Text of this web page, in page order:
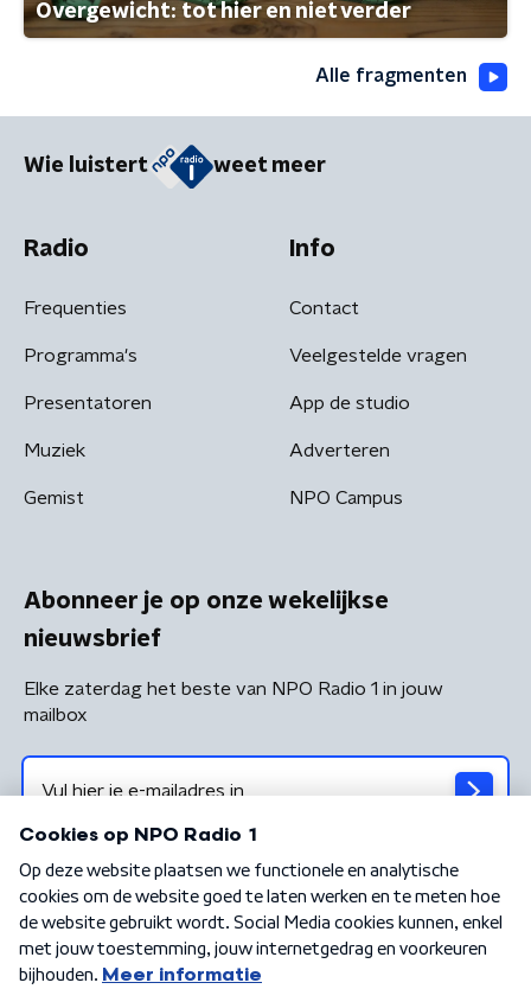
Overgewicht: tot hier en niet verder
Alle fragmenten
Wie luistert weet meer
Radio
Frequenties
Programma's
Presentatoren
Muziek
Gemist
Info
Contact
Veelgestelde vragen
App de studio
Adverteren
NPO Campus
Abonneer je op onze wekelijkse
nieuwsbrief
Elke zaterdag het beste van NPO Radio 1 in jouw
mailbox
Algemene voorwaarden